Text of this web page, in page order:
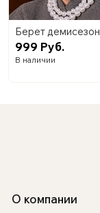
Берет демисезон
999 Руб.
В наличии
О компании